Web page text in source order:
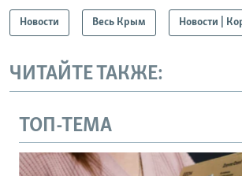
Новости Весь Крым Новости |
ЧИТАЙТЕ ТАКЖЕ:
ТОП-ТЕМА